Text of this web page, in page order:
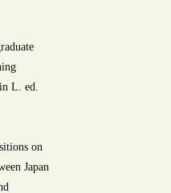
L. ed.
on
Japan